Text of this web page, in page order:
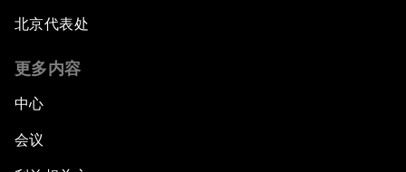
北京代表处
更多内容
中心
会议